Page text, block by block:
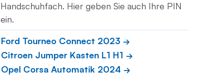
Handschuhfach. Hier geben Sie auch Ihre PIN
ein.
Ford Tourneo Connect 2023
Citroen Jumper Kasten L1 H1
Opel Corsa Automatik 2024